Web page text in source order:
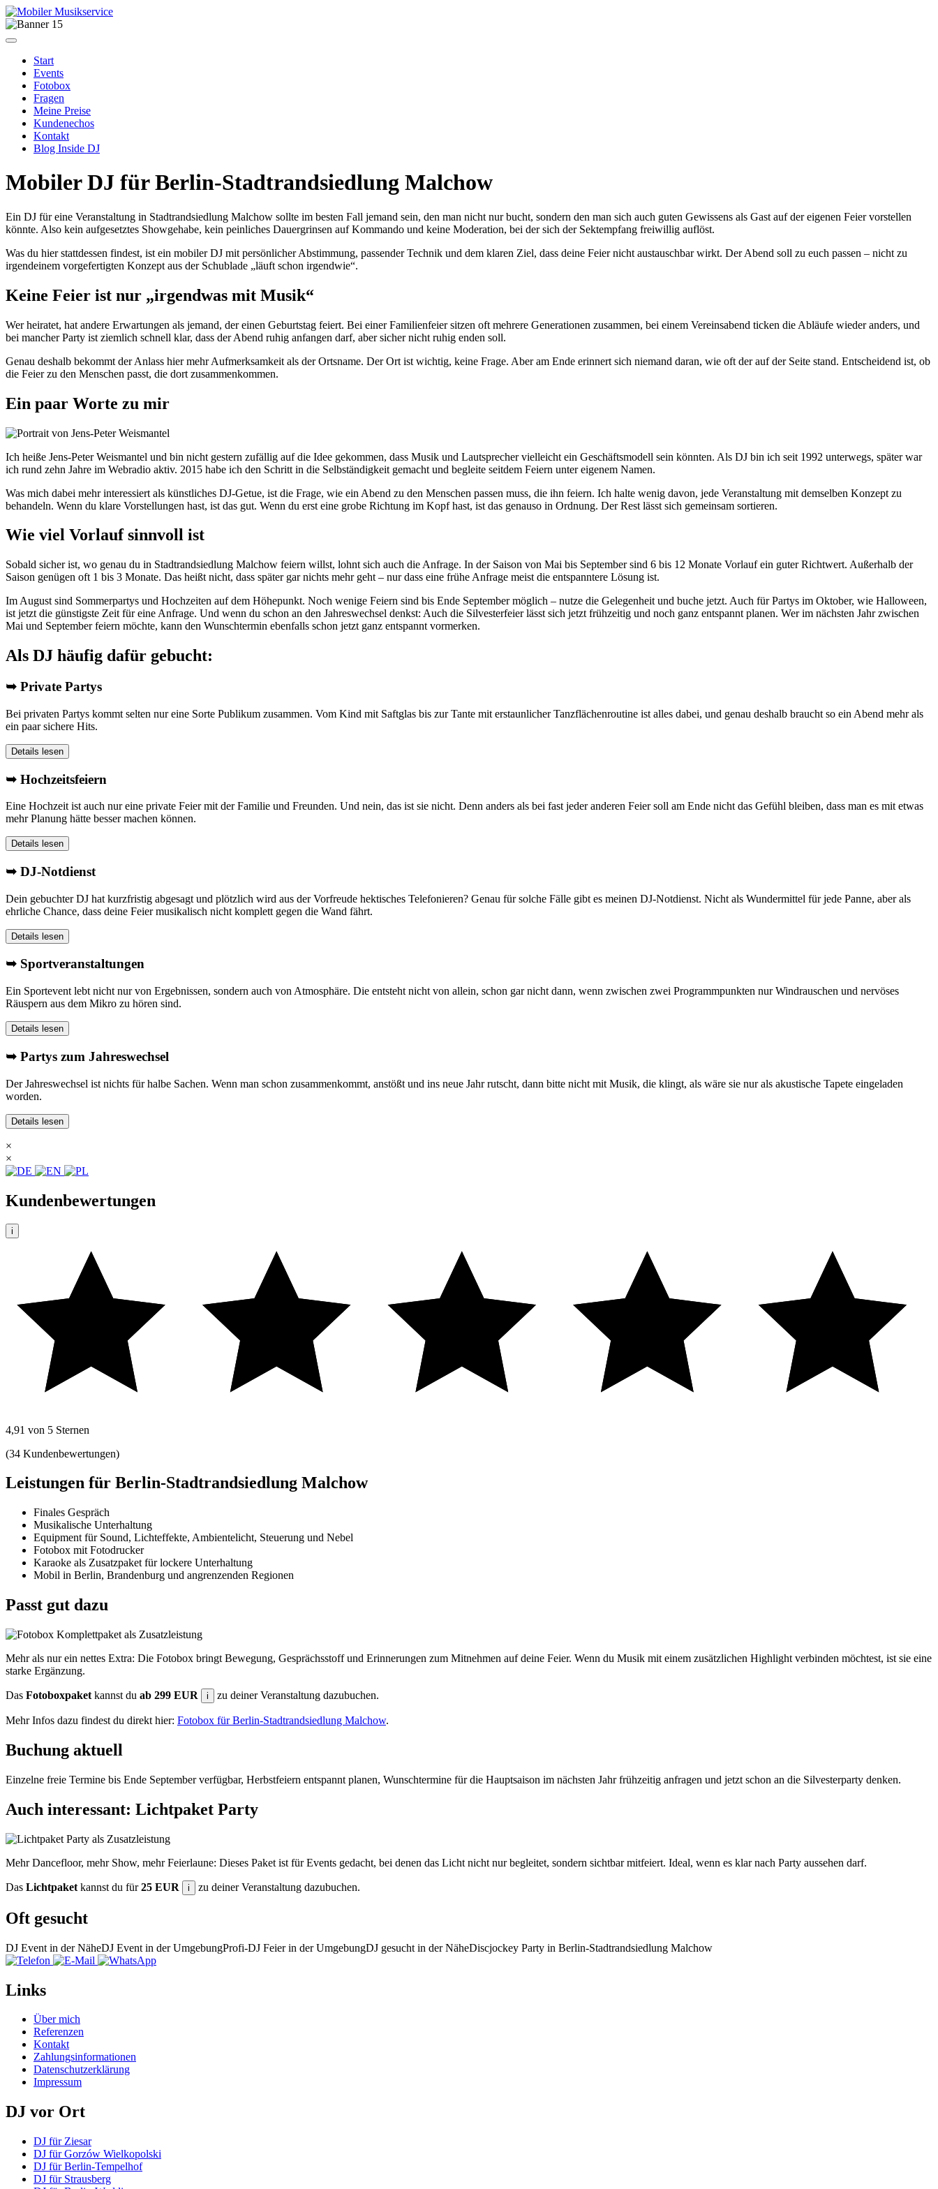
Start
Events
Fotobox
Fragen
Meine Preise
Kundenechos
Kontakt
Blog Inside DJ
Mobiler DJ für Berlin-Stadtrandsiedlung Malchow
Ein DJ für eine Veranstaltung in Stadtrandsiedlung Malchow sollte im besten Fall jemand sein, den man nicht nur bucht, sondern den man sich auch guten Gewissens als Gast auf der eigenen Feier vorstellen
könnte. Also kein aufgesetztes Showgehabe, kein peinliches Dauergrinsen auf Kommando und keine Moderation, bei der sich der Sektempfang freiwillig auflöst.
Was du hier stattdessen findest, ist ein mobiler DJ mit persönlicher Abstimmung, passender Technik und dem klaren Ziel, dass deine Feier nicht austauschbar wirkt. Der Abend soll zu euch passen – nicht zu
irgendeinem vorgefertigten Konzept aus der Schublade „läuft schon irgendwie“.
Keine Feier ist nur „irgendwas mit Musik“
Wer heiratet, hat andere Erwartungen als jemand, der einen Geburtstag feiert. Bei einer Familienfeier sitzen oft mehrere Generationen zusammen, bei einem Vereinsabend ticken die Abläufe wieder anders, und
bei mancher Party ist ziemlich schnell klar, dass der Abend ruhig anfangen darf, aber sicher nicht ruhig enden soll.
Genau deshalb bekommt der Anlass hier mehr Aufmerksamkeit als der Ortsname. Der Ort ist wichtig, keine Frage. Aber am Ende erinnert sich niemand daran, wie oft der auf der Seite stand. Entscheidend ist, ob
die Feier zu den Menschen passt, die dort zusammenkommen.
Ein paar Worte zu mir
Ich heiße Jens-Peter Weismantel und bin nicht gestern zufällig auf die Idee gekommen, dass Musik und Lautsprecher vielleicht ein Geschäftsmodell sein könnten. Als DJ bin ich seit 1992 unterwegs, später war
ich rund zehn Jahre im Webradio aktiv. 2015 habe ich den Schritt in die Selbständigkeit gemacht und begleite seitdem Feiern unter eigenem Namen.
Was mich dabei mehr interessiert als künstliches DJ-Getue, ist die Frage, wie ein Abend zu den Menschen passen muss, die ihn feiern. Ich halte wenig davon, jede Veranstaltung mit demselben Konzept zu
behandeln. Wenn du klare Vorstellungen hast, ist das gut. Wenn du erst eine grobe Richtung im Kopf hast, ist das genauso in Ordnung. Der Rest lässt sich gemeinsam sortieren.
Wie viel Vorlauf sinnvoll ist
Sobald sicher ist, wo genau du in Stadtrandsiedlung Malchow feiern willst, lohnt sich auch die Anfrage. In der Saison von Mai bis September sind 6 bis 12 Monate Vorlauf ein guter Richtwert. Außerhalb der
Saison genügen oft 1 bis 3 Monate. Das heißt nicht, dass später gar nichts mehr geht – nur dass eine frühe Anfrage meist die entspanntere Lösung ist.
Im August sind Sommerpartys und Hochzeiten auf dem Höhepunkt. Noch wenige Feiern sind bis Ende September möglich – nutze die Gelegenheit und buche jetzt. Auch für Partys im Oktober, wie Halloween,
ist jetzt die günstigste Zeit für eine Anfrage. Und wenn du schon an den Jahreswechsel denkst: Auch die Silvesterfeier lässt sich jetzt frühzeitig und noch ganz entspannt planen. Wer im nächsten Jahr zwischen
Mai und September feiern möchte, kann den Wunschtermin ebenfalls schon jetzt ganz entspannt vormerken.
Als DJ häufig dafür gebucht:
➥ Private Partys
Bei privaten Partys kommt selten nur eine Sorte Publikum zusammen. Vom Kind mit Saftglas bis zur Tante mit erstaunlicher Tanzflächenroutine ist alles dabei, und genau deshalb braucht so ein Abend mehr als
ein paar sichere Hits.
Details lesen
➥ Hochzeitsfeiern
Eine Hochzeit ist auch nur eine private Feier mit der Familie und Freunden. Und nein, das ist sie nicht. Denn anders als bei fast jeder anderen Feier soll am Ende nicht das Gefühl bleiben, dass man es mit etwas
mehr Planung hätte besser machen können.
Details lesen
➥ DJ-Notdienst
Dein gebuchter DJ hat kurzfristig abgesagt und plötzlich wird aus der Vorfreude hektisches Telefonieren? Genau für solche Fälle gibt es meinen DJ-Notdienst. Nicht als Wundermittel für jede Panne, aber als
ehrliche Chance, dass deine Feier musikalisch nicht komplett gegen die Wand fährt.
Details lesen
➥ Sportveranstaltungen
Ein Sportevent lebt nicht nur von Ergebnissen, sondern auch von Atmosphäre. Die entsteht nicht von allein, schon gar nicht dann, wenn zwischen zwei Programmpunkten nur Windrauschen und nervöses
Räuspern aus dem Mikro zu hören sind.
Details lesen
➥ Partys zum Jahreswechsel
Der Jahreswechsel ist nichts für halbe Sachen. Wenn man schon zusammenkommt, anstößt und ins neue Jahr rutscht, dann bitte nicht mit Musik, die klingt, als wäre sie nur als akustische Tapete eingeladen
worden.
Details lesen
×
×
Kundenbewertungen
i
4,91 von 5 Sternen
(34 Kundenbewertungen)
Leistungen für Berlin-Stadtrandsiedlung Malchow
Finales Gespräch
Musikalische Unterhaltung
Equipment für Sound, Lichteffekte, Ambientelicht, Steuerung und Nebel
Fotobox mit Fotodrucker
Karaoke als Zusatzpaket für lockere Unterhaltung
Mobil in Berlin, Brandenburg und angrenzenden Regionen
Passt gut dazu
Mehr als nur ein nettes Extra: Die Fotobox bringt Bewegung, Gesprächsstoff und Erinnerungen zum Mitnehmen auf deine Feier. Wenn du Musik mit einem zusätzlichen Highlight verbinden möchtest, ist sie eine
starke Ergänzung.
Das Fotoboxpaket kannst du ab 299 EUR i zu deiner Veranstaltung dazubuchen.
Mehr Infos dazu findest du direkt hier: Fotobox für Berlin-Stadtrandsiedlung Malchow.
Buchung aktuell
Einzelne freie Termine bis Ende September verfügbar, Herbstfeiern entspannt planen, Wunschtermine für die Hauptsaison im nächsten Jahr frühzeitig anfragen und jetzt schon an die Silvesterparty denken.
Auch interessant: Lichtpaket Party
Mehr Dancefloor, mehr Show, mehr Feierlaune: Dieses Paket ist für Events gedacht, bei denen das Licht nicht nur begleitet, sondern sichtbar mitfeiert. Ideal, wenn es klar nach Party aussehen darf.
Das Lichtpaket kannst du für25 EUR i zu deiner Veranstaltung dazubuchen.
Oft gesucht
DJ Event in der NäheDJ Event in der UmgebungProfi-DJ Feier in der UmgebungDJ gesucht in der NäheDiscjockey Party in Berlin-Stadtrandsiedlung Malchow
Links
Über mich
Referenzen
Kontakt
Zahlungsinformationen
Datenschutzerklärung
Impressum
DJ vor Ort
DJ für Ziesar
DJ für Gorzów Wielkopolski
DJ für Berlin-Tempelhof
DJ für Strausberg